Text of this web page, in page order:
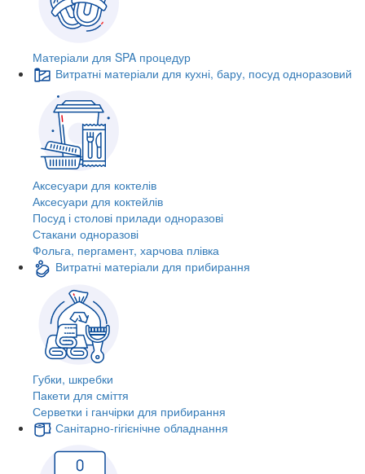
Матеріали для SPA процедур
Витратні матеріали для кухні, бару, посуд одноразовий
Аксесуари для коктелів
Аксесуари для коктейлів
Посуд і столові прилади одноразові
Стакани одноразові
Фольга, пергамент, харчова плівка
Витратні матеріали для прибирання
Губки, шкребки
Пакети для сміття
Серветки і ганчірки для прибирання
Санітарно-гігієнічне обладнання